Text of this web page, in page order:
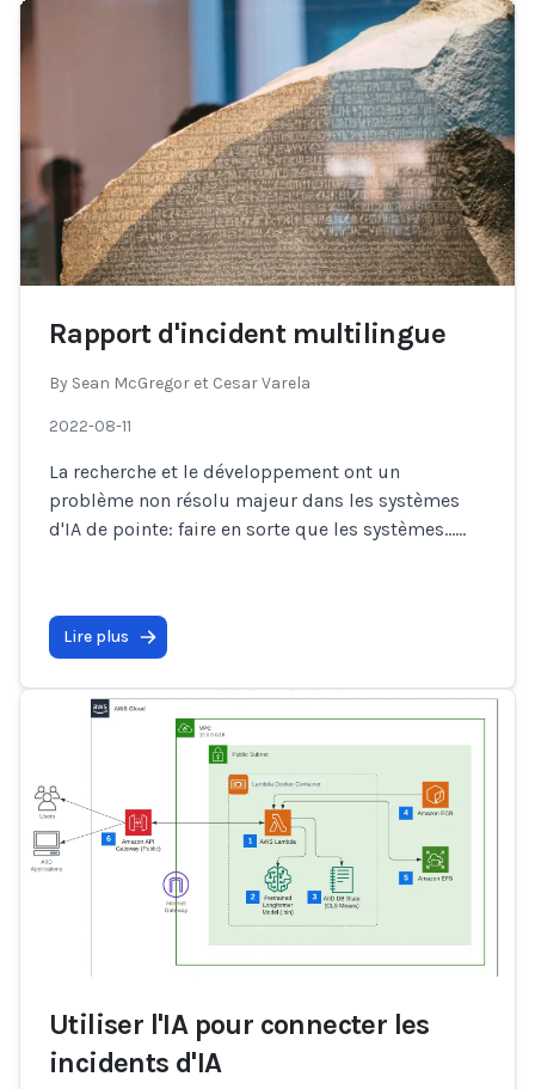
Rapport d'incident multilingue
By Sean McGregor et Cesar Varela
2022-08-11
La recherche et le développement ont un
problème non résolu majeur dans les systèmes
d'IA de pointe: faire en sorte que les systèmes…...
Lire plus
Utiliser l'IA pour connecter les
incidents d'IA